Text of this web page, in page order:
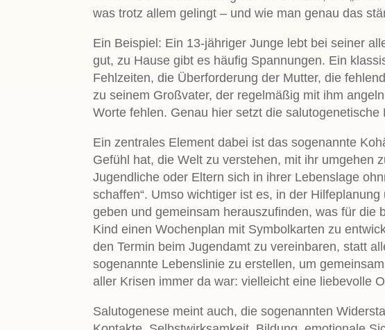
was trotz allem gelingt – und wie man genau das
Ein Beispiel: Ein 13-jähriger Junge lebt bei seiner
gut, zu Hause gibt es häufig Spannungen. Ein
Fehlzeiten, die Überforderung der Mutter, die
zu seinem Großvater, der regelmäßig mit ihm
Worte fehlen. Genau hier setzt die salutogenetische
Ein zentrales Element dabei ist das sogenannte
Gefühl hat, die Welt zu verstehen, mit ihr umgehen
Jugendliche oder Eltern sich in ihrer Lebenslage
schaffen“. Umso wichtiger ist es, in der
geben und gemeinsam herauszufinden, was für
Kind einen Wochenplan mit Symbolkarten zu
den Termin beim Jugendamt zu vereinbaren, statt
sogenannte Lebenslinie zu erstellen, um
aller Krisen immer da war: vielleicht eine liebevolle
Salutogenese meint auch, die sogenannten